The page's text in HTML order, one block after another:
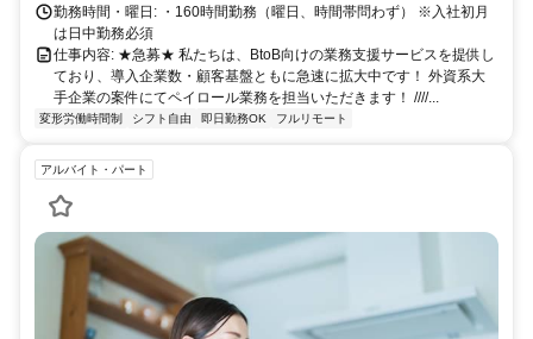
勤務時間・曜日: ・160時間勤務（曜日、時間帯問わず） ※入社初月
は日中勤務必須
仕事内容: ★急募★ 私たちは、BtoB向けの業務支援サービスを提供し
ており、導入企業数・顧客基盤ともに急速に拡大中です！ 外資系大
手企業の案件にてペイロール業務を担当いただきます！ ////...
変形労働時間制 シフト自由 即日勤務OK フルリモート
アルバイト・パート